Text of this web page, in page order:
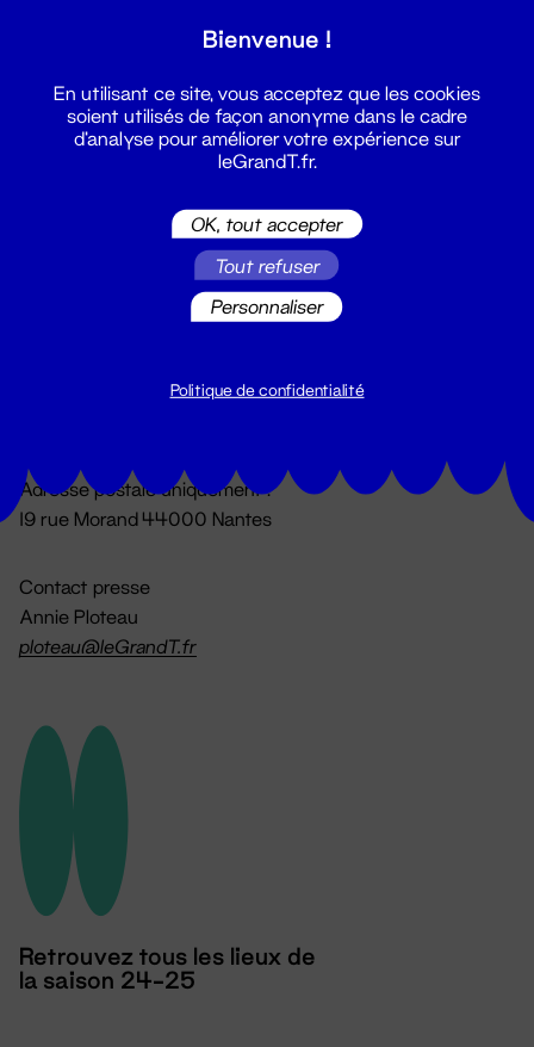
Du lundi au vendredi 14h → 18h
Adresse postale uniquement :
19 rue Morand 44000 Nantes
Contact presse
Annie Ploteau
ploteau@leGrandT.fr
Retrouvez tous les lieux de
la saison 24-25
Bienvenue !
En utilisant ce site, vous acceptez que les cookies
soient utilisés de façon anonyme dans le cadre
d'analyse pour améliorer votre expérience sur
leGrandT.fr.
OK, tout accepter
Tout refuser
Personnaliser
Politique de confidentialité